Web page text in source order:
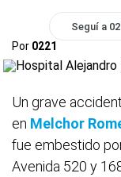
Seguí a
Por 0221
Un grave
en Melchor
fue embestido
Avenida 520 y